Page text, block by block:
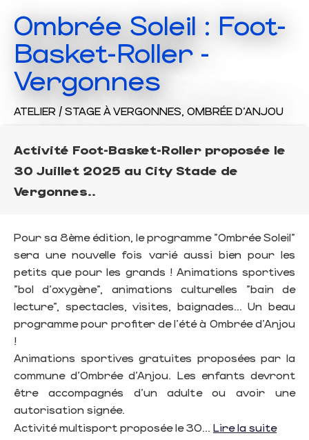
Ombrée Soleil : Foot-
Basket-Roller -
Vergonnes
ATELIER / STAGE À VERGONNES, OMBRÉE D'ANJOU
Activité Foot-Basket-Roller proposée le
30 Juillet 2025 au City Stade de
Vergonnes..
Pour sa 8ème édition, le programme "Ombrée Soleil"
sera une nouvelle fois varié aussi bien pour les
petits que pour les grands ! Animations sportives
"bol d'oxygène", animations culturelles "bain de
lecture", spectacles, visites, baignades... Un beau
programme pour profiter de l'été à Ombrée d'Anjou
!
Animations sportives gratuites proposées par la
commune d'Ombrée d'Anjou. Les enfants devront
être accompagnés d'un adulte ou avoir une
autorisation signée.
Activité multisport proposée le 30... Lire la suite